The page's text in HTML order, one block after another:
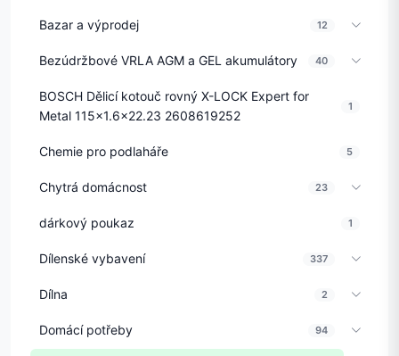
Bazar a výprodej 12
Bezúdržbové VRLA AGM a GEL akumulátory 40
BOSCH Dělicí kotouč rovný X-LOCK Expert for
Metal 115x1.6x22.23 2608619252
1
Chemie pro podlaháře 5
Chytrá domácnost 23
dárkový poukaz 1
Dílenské vybavení 337
Dílna 2
Domácí potřeby 94